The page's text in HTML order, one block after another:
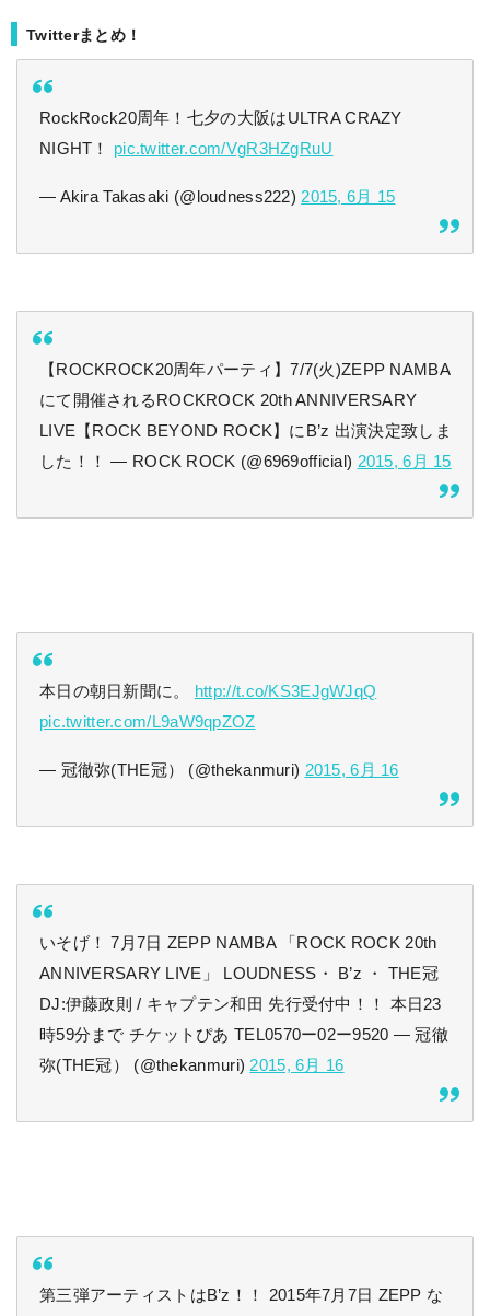
Twitterまとめ！
RockRock20周年！七夕の大阪はULTRA CRAZY
NIGHT！ pic.twitter.com/VgR3HZgRuU
— Akira Takasaki (@loudness222) 2015, 6月 15
【ROCKROCK20周年パーティ】7/7(火)ZEPP NAMBA
にて開催されるROCKROCK 20th ANNIVERSARY
LIVE【ROCK BEYOND ROCK】にB’z 出演決定致しま
した！！ — ROCK ROCK (@6969official) 2015, 6月 15
本日の朝日新聞に。
http://t.co/KS3EJgWJqQ
pic.twitter.com/L9aW9qpZOZ
— 冠徹弥(THE冠） (@thekanmuri) 2015, 6月 16
いそげ！ 7月7日 ZEPP NAMBA 「ROCK ROCK 20th
ANNIVERSARY LIVE」 LOUDNESS・ B’z ・ THE冠
DJ:伊藤政則 / キャプテン和田 先行受付中！！ 本日23
時59分まで チケットぴあ TEL0570ー02ー9520 — 冠徹
弥(THE冠） (@thekanmuri) 2015, 6月 16
第三弾アーティストはB’z！！ 2015年7月7日 ZEPP な